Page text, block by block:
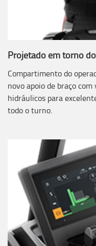
Projetado em torno
Compartimento do
novo apoio de braço
hidráulicos para
todo o turno.